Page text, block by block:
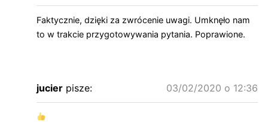
Faktycznie, dzięki za zwrócenie uwagi. Umknęło nam
to w trakcie przygotowywania pytania. Poprawione.
jucier pisze: 03/02/2020 o 12:36